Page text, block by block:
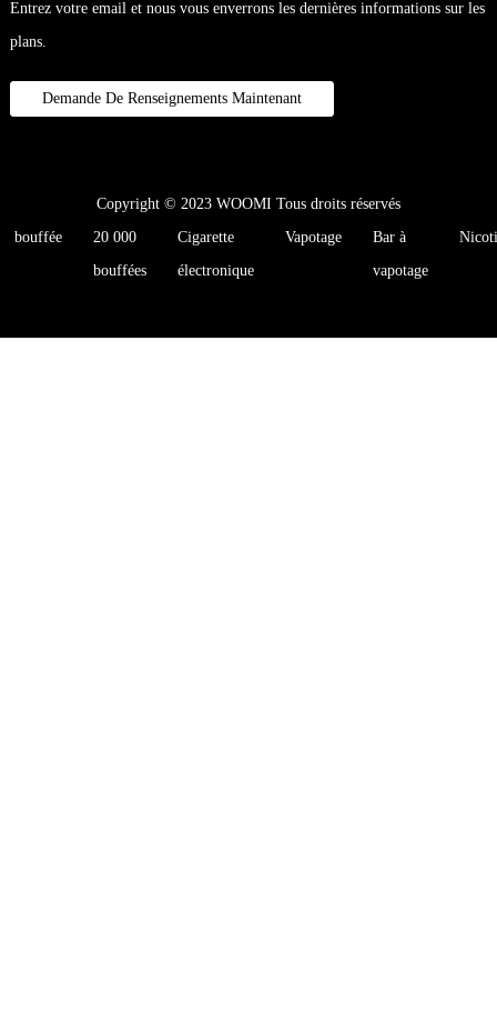
Entrez votre email et nous vous enverrons les dernières informations sur les
plans.
Demande De Renseignements Maintenant
Copyright © 2023 WOOMI Tous droits réservés
bouffée
20 000
bouffées
Cigarette
électronique
Vapotage
Bar à
vapotage